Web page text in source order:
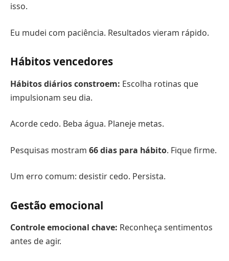
isso.
Eu mudei com paciência. Resultados vieram rápido.
Hábitos vencedores
Hábitos diários constroem: Escolha rotinas que
impulsionam seu dia.
Acorde cedo. Beba água. Planeje metas.
Pesquisas mostram 66 dias para hábito. Fique firme.
Um erro comum: desistir cedo. Persista.
Gestão emocional
Controle emocional chave: Reconheça sentimentos
antes de agir.